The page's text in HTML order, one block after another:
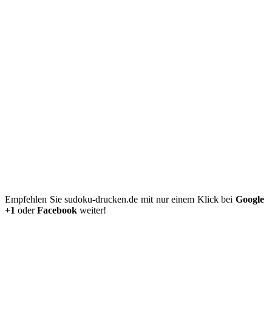
Empfehlen Sie sudoku-drucken.de mit nur einem Klick bei Google
+1 oderFacebook weiter!